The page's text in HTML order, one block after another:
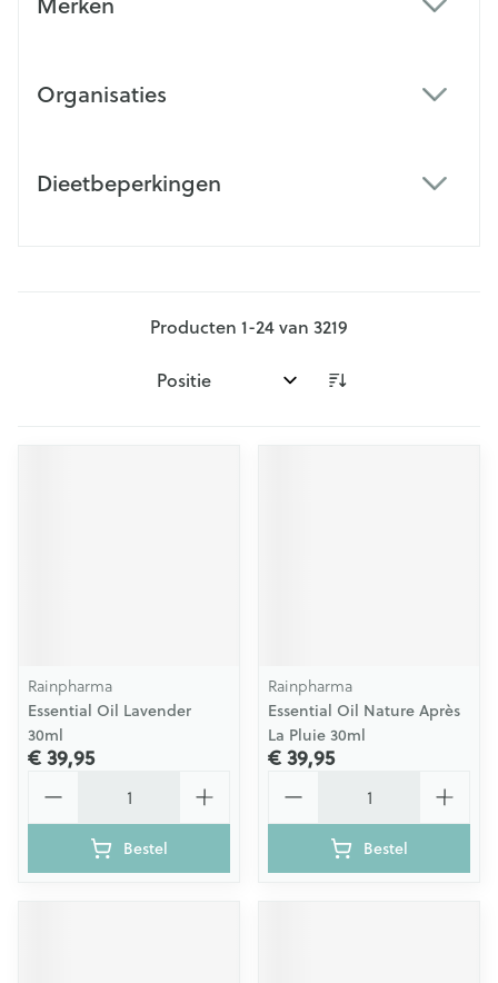
Organisaties
Dieetbeperkingen
Producten 1-24van 3219
Sorteer op:
Rainpharma
Essential Oil Lavender
30ml
€ 39,95
Bestel
Rainpharma
Essential Oil Nature Après
La Pluie 30ml
€ 39,95
Bestel